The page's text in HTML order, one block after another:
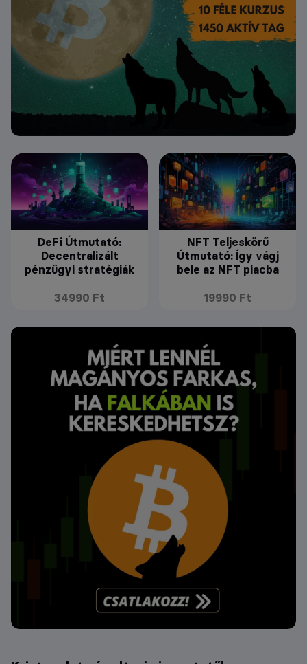
DeFi Útmutató:
Decentralizált
pénzügyi stratégiák
34990 Ft
NFT Teljeskörű
Útmutató: Így vágj
bele az NFT piacba
19990 Ft